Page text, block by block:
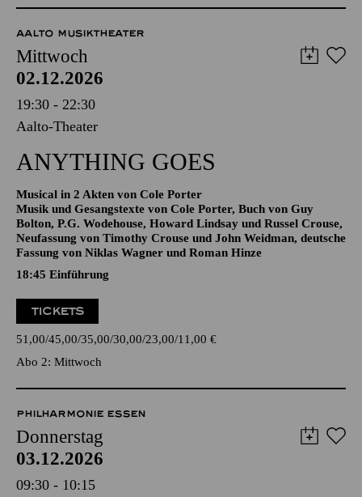
35,00€
Abo 5: Lied
AALTO MUSIKTHEATER
Mittwoch
02.12.2026
19:30 - 22:30
ANYTHING GOES
Musical in 2 Akten von Cole Porter
Musik und Gesangstexte von Cole Porter, Buch von Guy
Bolton, P.G. Wodehouse, Howard Lindsay und Russel Crouse,
Fassung von Niklas Wagner und Roman Hinze
18:45 Einführung
TICKETS
51,00 45,00 35,00 30,00 23,00 11,00€
Abo 2: Mittwoch
PHILHARMONIE ESSEN
Donnerstag